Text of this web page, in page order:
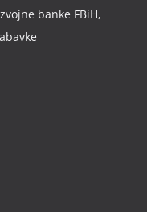
banke FBiH,